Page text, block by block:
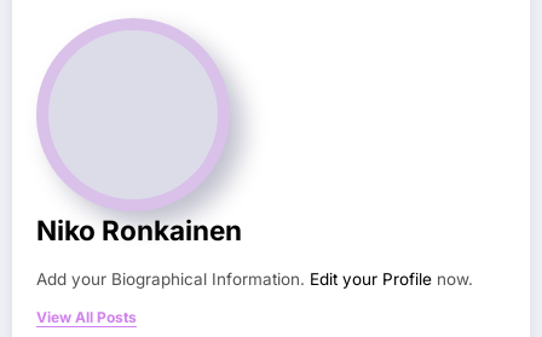
Niko Ronkainen
Add your Biographical Information. Edit your Profile now.
View All Posts